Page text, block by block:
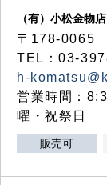
（有）小松金物店
〒178-0065
TEL：03-
h-
営業時間：
曜・祝祭日
販売可